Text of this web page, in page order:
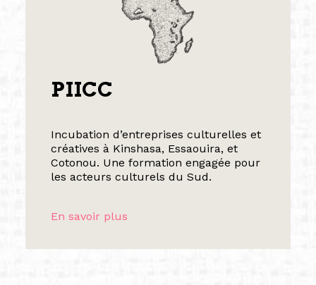
PIICC
Incubation d’entreprises culturelles et
créatives à Kinshasa, Essaouira, et
Cotonou. Une formation engagée pour
les acteurs culturels du Sud.
En savoir plus